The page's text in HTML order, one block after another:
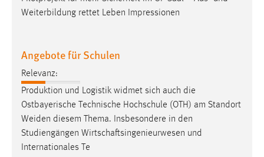
Angebote für Schulen
Produktion und Logistik widmet sich auch die
Ostbayerische Technische Hochschule (OTH) am Standort
Weidendiesem Thema. Insbesondere in den
Studiengängen Wirtschaftsingenieurwesen und
Internationales Te
3D-Druck - Ansprechpartner für Fragen und
Name:
Wird benötigt um die Chatfunktion nutzen zu können.
Cookie Laufzeit:
MibewSessionID, mibew-chat-frame-style-
5e9dbeb1811c0446 = Sitzungslaufzeit, mibew_locale = 3
Jahre, MIBEW_UserID = 1 Jahr